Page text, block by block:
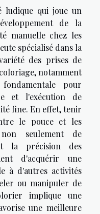
ludique qui joue un
de la
manuelle chez les
spécialisé dans la
des prises de
notamment
pour
et l'exécution de
fine. En effet, tenir
le pouce et les
seulement de
la précision des
d'acquérir une
à d'autres activités
ou manipuler de
implique une
une meilleure